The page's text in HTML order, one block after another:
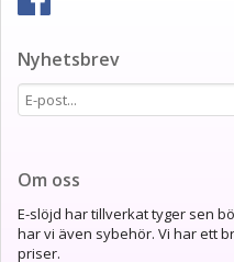
Nyhetsbrev
Om oss
E-slöjd har tillverkat tyger sen
har vi även sybehör. Vi har ett
priser.